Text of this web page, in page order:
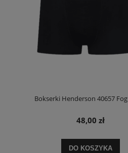
Bokserki Henderson 40657
48,00 zł
DO KOSZYKA